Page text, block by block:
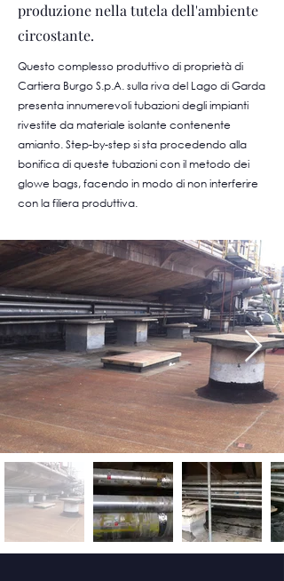
produzione nella tutela dell'ambiente
circostante.
Questo complesso produttivo di proprietà di
Cartiera Burgo S.p.A. sulla riva del Lago di Garda
presenta innumerevoli tubazioni degli impianti
rivestite da materiale isolante contenente
amianto. Step-by-step si sta procedendo alla
bonifica di queste tubazioni con il metodo dei
glowe bags, facendo in modo di non interferire
con la filiera produttiva.